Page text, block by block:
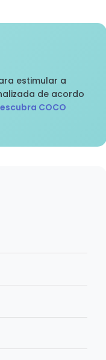
estimular a
de acordo
COCO